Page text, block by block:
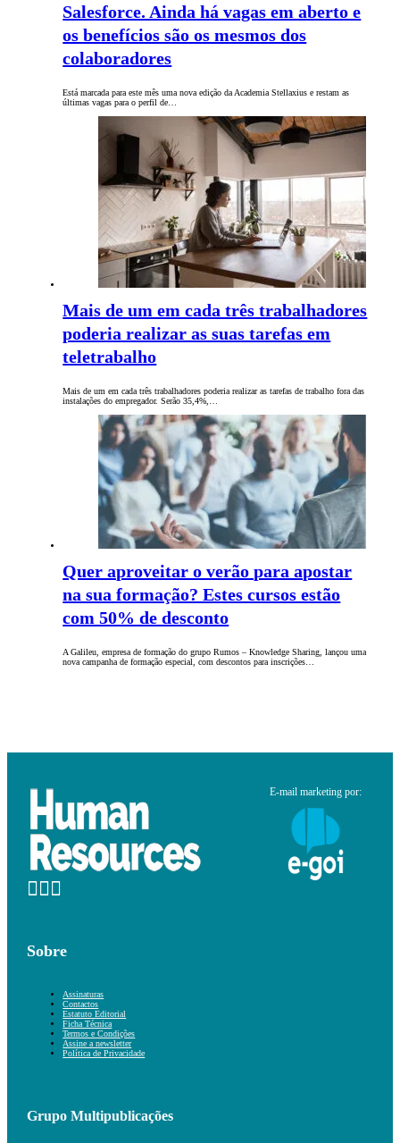
Salesforce. Ainda há vagas em aberto e
os benefícios são os mesmos dos
colaboradores
Está marcada para este mês uma nova edição da Academia Stellaxius e restam as
últimas vagas para o perfil de…
Mais de um em cada três trabalhadores
poderia realizar as suas tarefas em
teletrabalho
Mais de um em cada três trabalhadores poderia realizar as tarefas de trabalho fora das
instalações do empregador. Serão 35,4%,…
Quer aproveitar o verão para apostar
na sua formação? Estes cursos estão
com 50% de desconto
A Galileu, empresa de formação do grupo Rumos – Knowledge Sharing, lançou uma
nova campanha de formação especial, com descontos para inscrições…
E-mail marketing por:
Sobre
Assinaturas
Contactos
Estatuto Editorial
Ficha Técnica
Termos e Condições
Assine a newsletter
Política de Privacidade
Grupo Multipublicações